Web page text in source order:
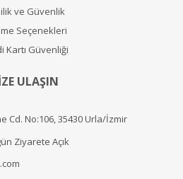
ve Güvenlik
Seçenekleri
Kartı Güvenliği
ULAŞIN
Cd. No:106, 35430 Urla/İzmir
Ziyarete Açık